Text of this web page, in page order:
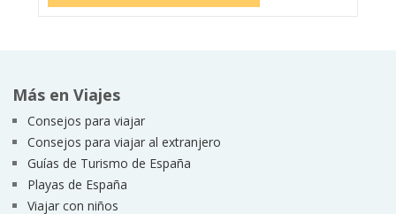
Más en Viajes
Consejos para viajar
Consejos para viajar al extranjero
Guías de Turismo de España
Playas de España
Viajar con niños